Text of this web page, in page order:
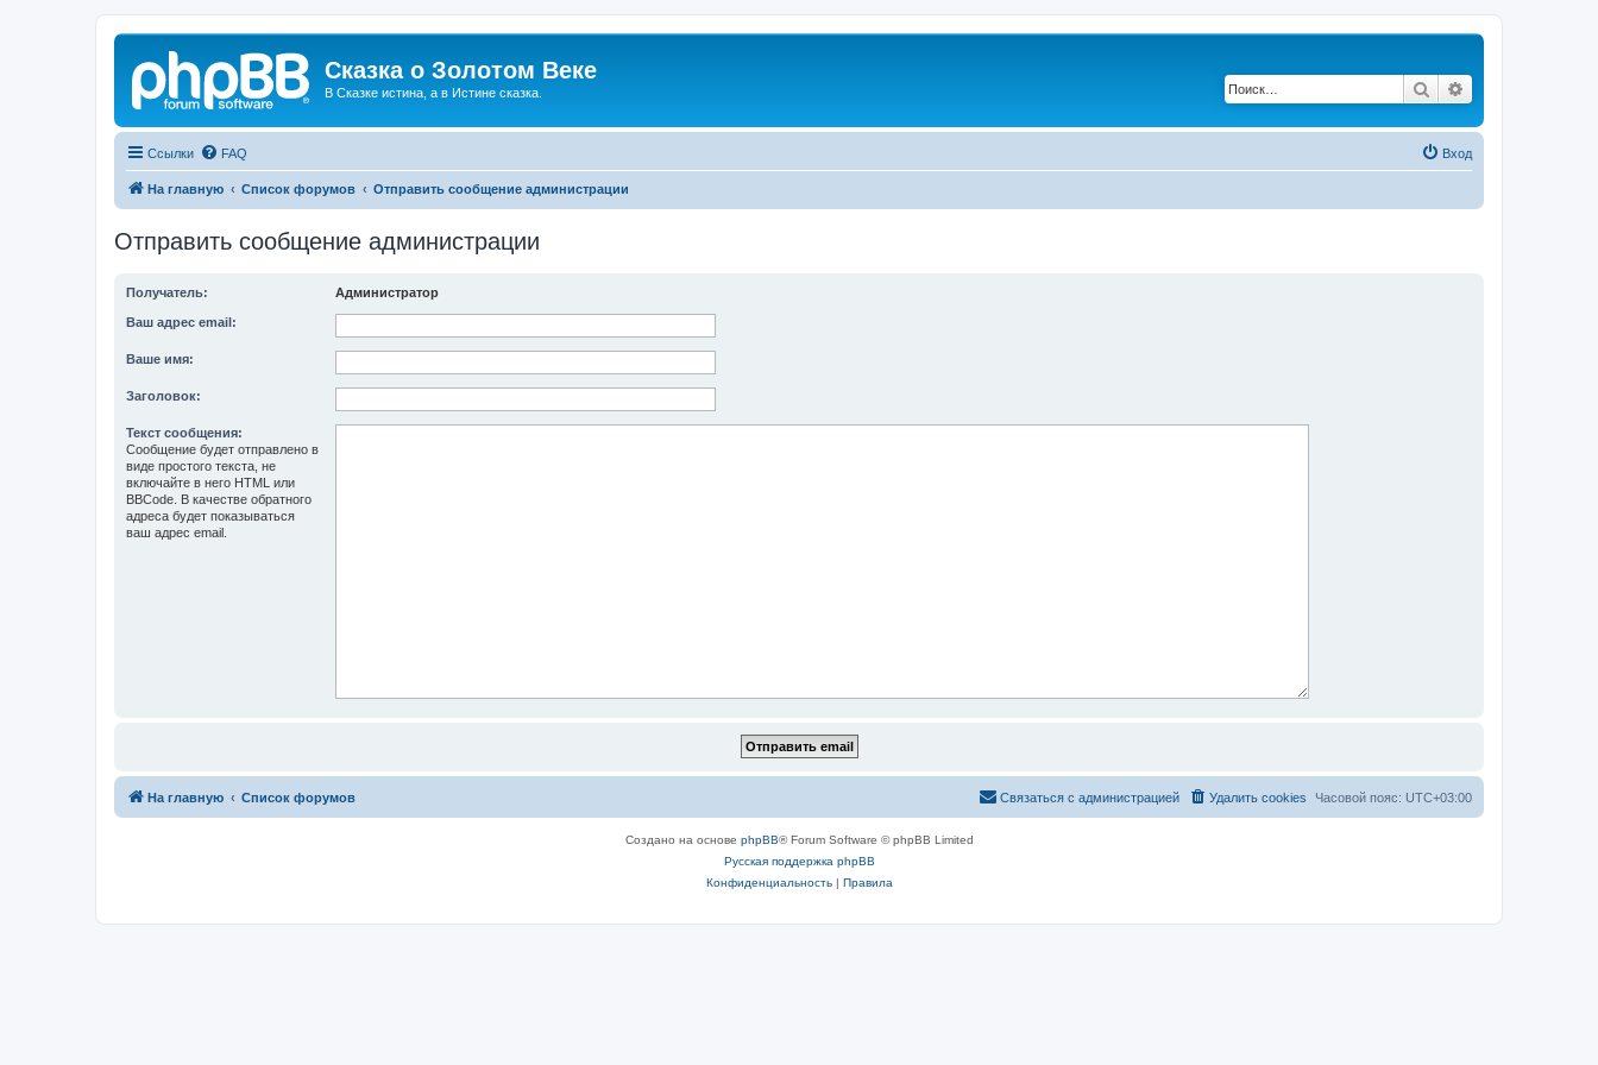
Сказка о Золотом Веке
В Сказке истина, а в Истине сказка. Поиск
Ссылки FAQ Вход
На главную Список форумов Отправить сообщение администрации
Отправить сообщение администрации
Получатель: Администратор
Ваш адрес email:
Ваше имя:
Заголовок:
Текст сообщения:
Сообщение будет отправлено в
виде простого текста, не
включайте в него HTML или
BBCode. В качестве обратного
адреса будет показываться
ваш адрес email.
На главную Список форумов Часовой пояс: UTC+03:00
Удалить cookies
Связаться с администрацией
Создано на основе phpBB® Forum Software © phpBB Limited
Русская поддержка phpBB
Конфиденциальность| Правила